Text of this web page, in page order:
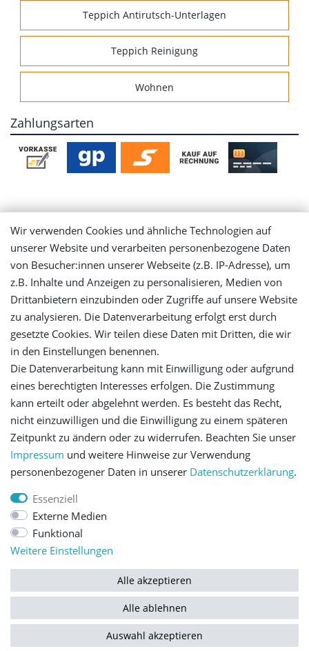
Teppich Antirutsch-Unterlagen
Teppich Reinigung
Wohnen
Zahlungsarten
Mein Konto
Login
Registrieren
Versandinformationen
Let's stay connected
Impressum Daten­schutz­erklärung AGB
Barrierefreiheitserklärung
Vertrag widerrufen Kontakt
© Copyright 2026 | Alle Rechte vorbehalten.
Wir verwenden Cookies und ähnliche Technologien auf
unserer Website und verarbeiten personenbezogene Daten
von Besucher:innen unserer Webseite (z.B. IP-Adresse), um
z.B. Inhalte und Anzeigen zu personalisieren, Medien von
Drittanbietern einzubinden oder Zugriffe auf unsere Website
zu analysieren. Die Datenverarbeitung erfolgt erst durch
gesetzte Cookies. Wir teilen diese Daten mit Dritten, die wir
in den Einstellungen benennen.
Die Datenverarbeitung kann mit Einwilligung oder aufgrund
eines berechtigten Interesses erfolgen. Die Zustimmung
kann erteilt oder abgelehnt werden. Es besteht das Recht,
nicht einzuwilligen und die Einwilligung zu einem späteren
Zeitpunkt zu ändern oder zu widerrufen. Beachten Sie unser
Impressum und weitere Hinweise zur Verwendung
personenbezogener Daten in unserer Daten­schutz­erklärung.
Essenziell
Externe Medien
Funktional
Weitere Einstellungen
Alle akzeptieren
Alle ablehnen
Auswahl akzeptieren